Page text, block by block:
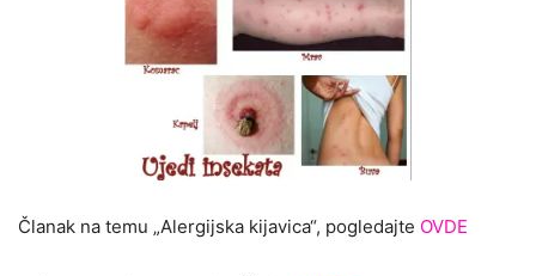
Članak na temu „Alergijska kijavica“, pogledajte OVDE